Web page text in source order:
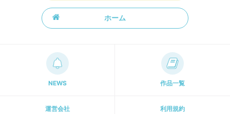
ホーム
NEWS 作品一覧
運営会社 利用規約